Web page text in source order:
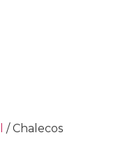
/ Chalecos